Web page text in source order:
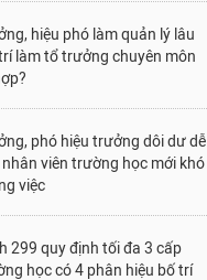
hiệu phó làm quản lý lâu
làm tổ trưởng chuyên môn
phó hiệu trưởng dôi dư dễ
nhân viên trường học mới khó
việc
299 quy định tối đa 3 cấp
học có 4 phân hiệu bố trí